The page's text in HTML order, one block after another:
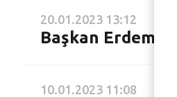
20.01.2023 13:12
Başkan
10.01.2023 11:08